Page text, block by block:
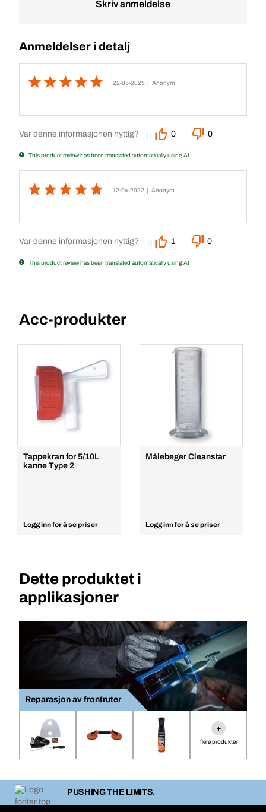
Skriv anmeldelse
Anmeldelser i detalj
22-05-2025 | Anonym
Var denne informasjonen nyttig? 0 0
This product review has been translated automatically using AI
12-04-2022 | Anonym
Var denne informasjonen nyttig? 1 0
This product review has been translated automatically using AI
Acc-produkter
Tappekran for 5/10L
kanne Type 2
Logg inn for å se priser
Målebeger Cleanstar
Logg inn for å se priser
Dette produktet i
applikasjoner
Reparasjon av frontruter
+
flere produkter
PUSHING THE LIMITS.